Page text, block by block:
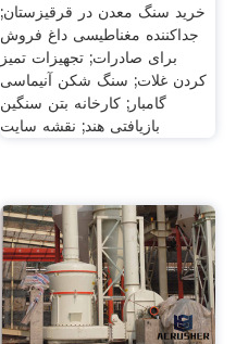
خرید سنگ معدن در قرقیزستان;
جداکننده مغناطیسی داغ فروش
برای صادرات; تجهیزات تمیز
کردن غلات; سنگ شکن آنیماسی
گامبار; کارخانه بتن سنگین
بازیافتی هند; نقشه سایت